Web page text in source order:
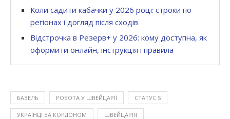
Коли садити кабачки у 2026 році: строки по
регіонах і догляд після сходів
Відстрочка в Резерв+ у 2026: кому доступна, як
оформити онлайн, інструкція і правила
БАЗЕЛЬ РОБОТА У ШВЕЙЦАРІЇ СТАТУС S
УКРАЇНЦІ ЗА КОРДОНОМ ШВЕЙЦАРІЯ